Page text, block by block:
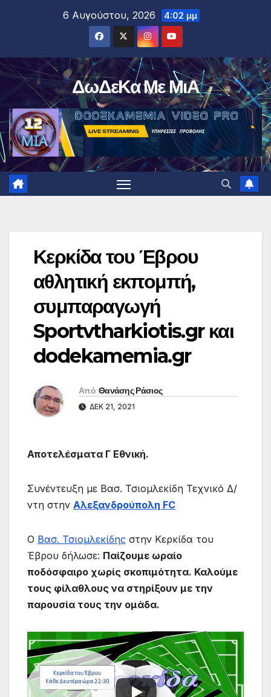
6 Αυγούστου, 2026 4:02 μμ
ΔωΔεΚα Με ΜιΑ
Κερκίδα του Έβρου
αθλητική εκπομπή,
συμπαραγωγή
Sportvtharkiotis.gr και
dodekamemia.gr
Από Θανάσης Ράσιος
ΔΕΚ 21, 2021
Αποτελέσματα Γ Εθνική.
Συνέντευξη με Βασ. Τσιομλεκίδη Τεχνικό Δ/
ντη στην Αλεξανδρούπολη FC
Ο Βασ. Τσιομλεκίδης στην Κερκίδα του
Έβρου δήλωσε: Παίζουμε ωραίο
ποδόσφαιρο χωρίς σκοπιμότητα. Καλούμε
τους φίλαθλους να στηρίξουν με την
παρουσία τους την ομάδα.